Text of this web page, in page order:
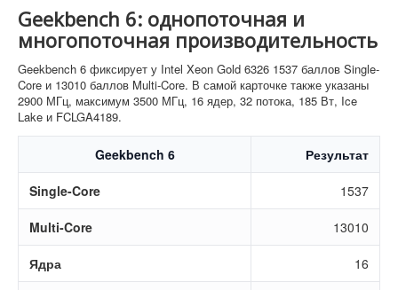
Geekbench 6: однопоточная и
многопоточная производительность
Geekbench 6 фиксирует у Intel Xeon Gold 6326 1537 баллов Single-
Core и 13010 баллов Multi-Core. В самой карточке также указаны
2900 МГц, максимум 3500 МГц, 16 ядер, 32 потока, 185 Вт, Ice
Lake и FCLGA4189.
Geekbench 6 Результат
Single-Core 1537
Multi-Core 13010
Ядра 16